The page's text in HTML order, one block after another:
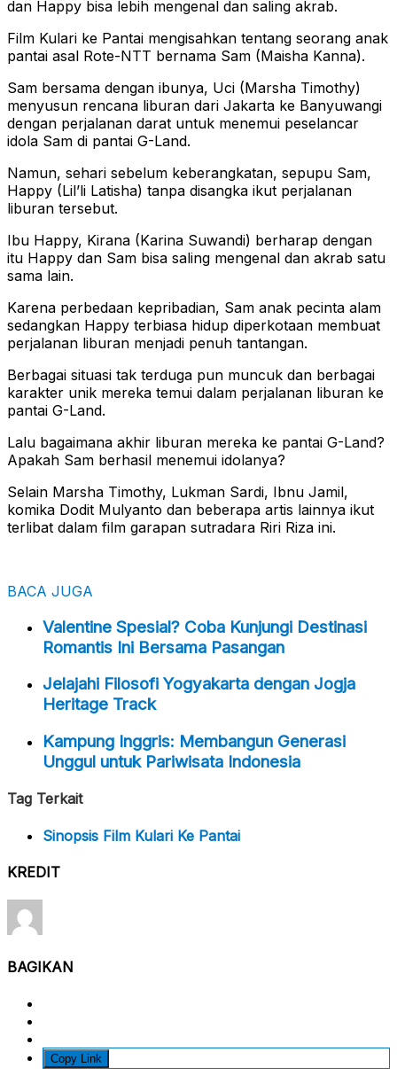
dan Happy bisa lebih mengenal dan saling akrab.
Film Kulari ke Pantai mengisahkan tentang seorang anak
pantai asal Rote-NTT bernama Sam (Maisha Kanna).
Sam bersama dengan ibunya, Uci (Marsha Timothy)
menyusun rencana liburan dari Jakarta ke Banyuwangi
dengan perjalanan darat untuk menemui peselancar
idola Sam di pantai G-Land.
Namun, sehari sebelum keberangkatan, sepupu Sam,
Happy (Lil’li Latisha) tanpa disangka ikut perjalanan
liburan tersebut.
Ibu Happy, Kirana (Karina Suwandi) berharap dengan
itu Happy dan Sam bisa saling mengenal dan akrab satu
sama lain.
Karena perbedaan kepribadian, Sam anak pecinta alam
sedangkan Happy terbiasa hidup diperkotaan membuat
perjalanan liburan menjadi penuh tantangan.
Berbagai situasi tak terduga pun muncuk dan berbagai
karakter unik mereka temui dalam perjalanan liburan ke
pantai G-Land.
Lalu bagaimana akhir liburan mereka ke pantai G-Land?
Apakah Sam berhasil menemui idolanya?
Selain Marsha Timothy, Lukman Sardi, Ibnu Jamil,
komika Dodit Mulyanto dan beberapa artis lainnya ikut
terlibat dalam film garapan sutradara Riri Riza ini.
BACA JUGA
Valentine Spesial? Coba Kunjungi Destinasi
Romantis Ini Bersama Pasangan
Jelajahi Filosofi Yogyakarta dengan Jogja
Heritage Track
Kampung Inggris: Membangun Generasi
Unggul untuk Pariwisata Indonesia
Tag Terkait
Sinopsis Film Kulari Ke Pantai
KREDIT
BAGIKAN
Copy Link